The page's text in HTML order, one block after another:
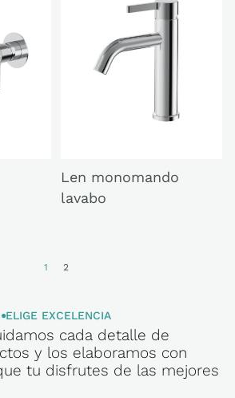
Len monomando
lavabo
1 2
ELIGE EXCELENCIA
ELIGE
EXCELENCIA
cada detalle de
y los elaboramos con
tu disfrutes de las mejores